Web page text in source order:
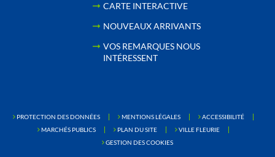
CARTE INTERACTIVE
NOUVEAUX ARRIVANTS
VOS REMARQUES NOUS
INTÉRESSENT
PROTECTION DES DONNÉES MENTIONS LÉGALES
ACCESSIBILITÉ
MARCHÉS PUBLICS
PLAN DU SITE
VILLE FLEURIE
GESTION DES COOKIES